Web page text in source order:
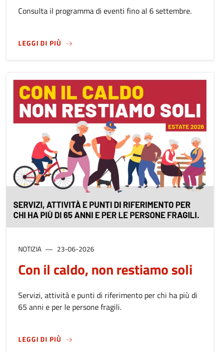
Consulta il programma di eventi fino al 6 settembre.
LEGGI DI PIÙSUFESTA DI SANT'ALESSANDRO 2026:
NOTIZIA 23-06-2026
Con il caldo, non restiamo soli
Servizi, attività e punti di riferimento per chi ha più di
65 anni e per le persone fragili.
LEGGI DI PIÙSUCON IL CALDO, NON RESTIAMO SOLI